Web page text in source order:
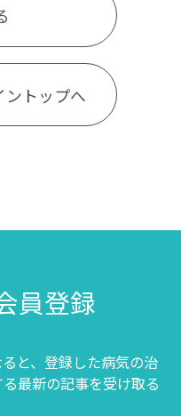
ントップへ
員登録
と、登録した病気の治
最新の記事を受け取る